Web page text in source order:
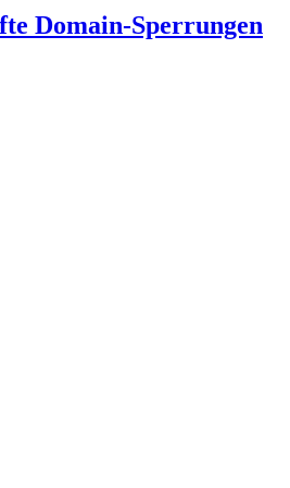
Domain-Sperrungen